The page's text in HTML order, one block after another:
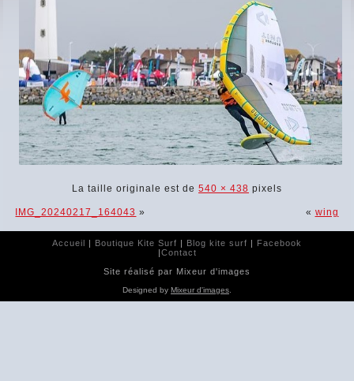
La taille originale est de 540 × 438 pixels
IMG_20240217_164043 » « wing
Accueil Boutique Kite Surf Blog kite surf
Facebook
Contact
Site réalisé par Mixeur d'images
Designed by Mixeur d'images.